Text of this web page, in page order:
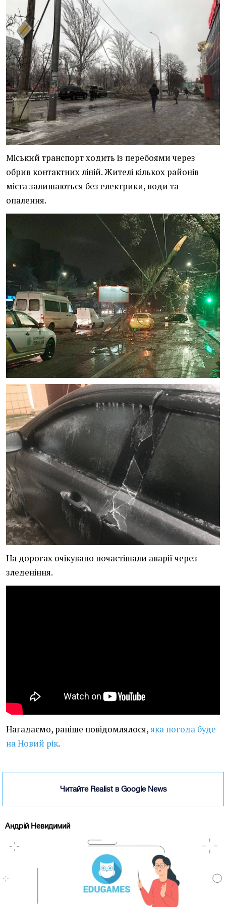
Міський транспорт ходить із перебоями через
обрив контактних ліній. Жителі кількох районів
міста залишаються без електрики, води та
опалення.
На дорогах очікувано почастішали аварії через
зледеніння.
Нагадаємо, раніше повідомлялося,яка погода буде
на Новий рік.
Читайте Realist в Google News
Андрій Невидимий